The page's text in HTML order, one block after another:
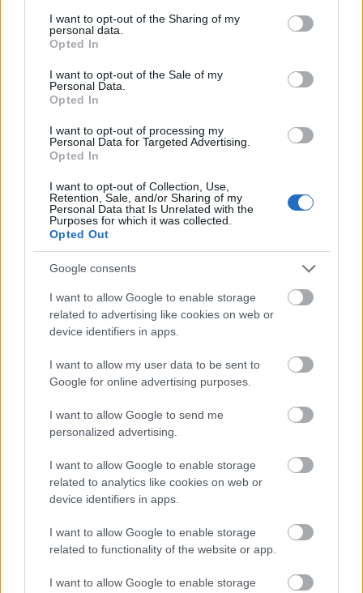
not limited to your visit or usage behaviour. You may click to
grant or deny consent to Google and its third-party tags to
use your data for below specified purposes in below Google
consent section.
I want to opt-out of the Sharing of my
personal data.
Opted In
I want to opt-out of the Sale of my
Personal Data.
Opted In
I want to opt-out of processing my
Personal Data for Targeted Advertising.
Opted In
I want to opt-out of Collection, Use,
Retention, Sale, and/or Sharing of my
Personal Data that Is Unrelated with the
Purposes for which it was collected.
Opted Out
Google consents
I want to allow Google to enable storage
related to advertising like cookies on web or
device identifiers in apps.
I want to allow my user data to be sent to
Google for online advertising purposes.
I want to allow Google to send me
personalized advertising.
I want to allow Google to enable storage
related to analytics like cookies on web or
device identifiers in apps.
I want to allow Google to enable storage
related to functionality of the website or app.
I want to allow Google to enable storage
ganar tras vencer 2-1 al Athletic, con Peque como gran
protagonista. El exjugador del Racing marcó su segundo
7,7 en Sofascore).
últimas diez jornadas, periodo en el que ha sumado 56
puntos Comunio, una cifra muy destacada teniendo en
Serio candidato a revalorizarse durante la semana.
Ilias y Raúl Moro, nuevos fichajes de Rayo y
Osasuna. ¿Recomendables?
El Rayo Vallecano se ha reforzado
con Ilias Akhomach, mientras que
Osasuna se ha hecho en
¿Buenos fichajes en Comunio?
Adrián de la Fuente (Levante, defensa,
2.280.000)
Otro de los futbolistas destacados del Levante en la victoria
marcó su segundo gol del curso y obtuvo 14 puntos